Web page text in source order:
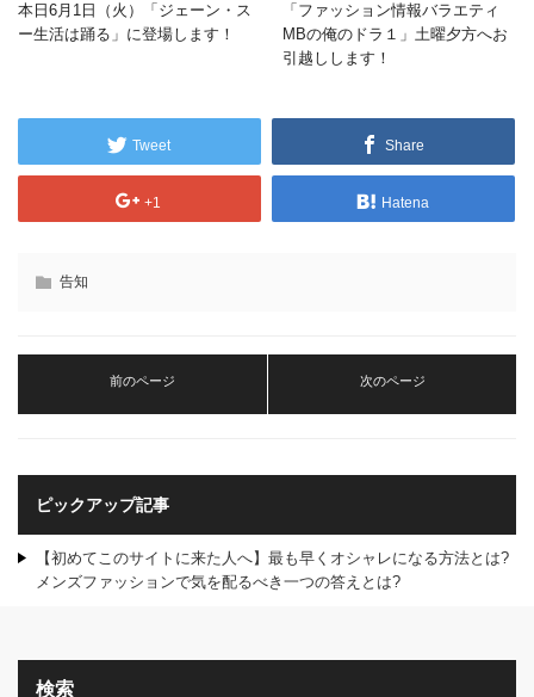
本日6月1日（火）「ジェーン・ス
ー生活は踊る」に登場します！
「ファッション情報バラエティ
MBの俺のドラ１」土曜夕方へお
引越しします！
Tweet Share
+1 Hatena
告知
前のページ 次のページ
ピックアップ記事
【初めてこのサイトに来た人へ】最も早くオシャレになる方法とは?
メンズファッションで気を配るべき一つの答えとは?
検索